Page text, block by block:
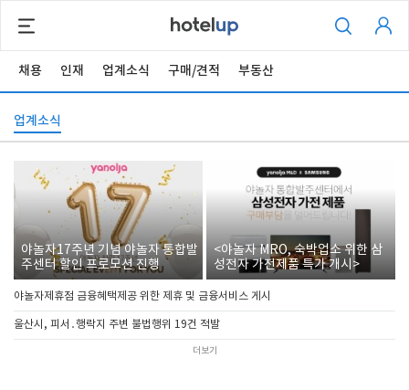
채용 인재 업계소식 구매/견적 부동산
업계소식
야놀자17주년 기념 야놀자 통합발
주센터 할인 프로모션 진행
<야놀자 MRO, 숙박업소 위한 삼
성전자 가전제품 특가 개시>
야놀자제휴점 금융혜택제공 위한 제휴 및 금융서비스 게시
울산시, 피서․행락지 주변 불법행위 19건 적발
더보기